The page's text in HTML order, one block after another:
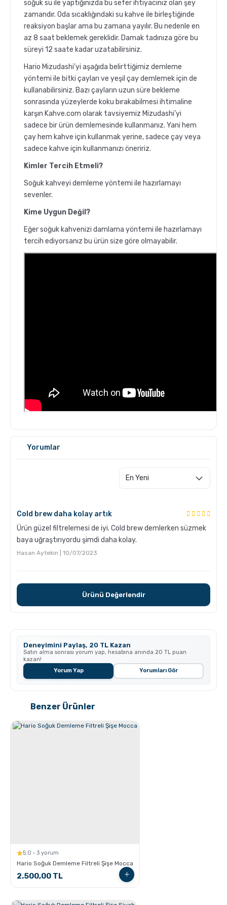
soğuk su ile yaptığınızda bu sefer ihtiyacınız olan şey
zamandır. Oda sıcaklığındaki su kahve ile birleştiğinde
reaksiyon başlar ama bu zamana yayılır. Bu nedenle en
az 8 saat beklemek gereklidir. Damak tadınıza göre bu
süreyi 12 saate kadar uzatabilirsiniz.
Hario Mizudashi’yi aşağıda belirttiğimiz demleme
yöntemi ile bitki çayları ve yeşil çay demlemek için de
kullanabilirsiniz. Bazı çayların uzun süre bekleme
sonrasında yüzeylerde koku bırakabilmesi ihtimaline
karşın Kahve.com olarak tavsiyemiz Mizudashi’yi
sadece bir ürün demlemesinde kullanmanız. Yani hem
çay hem kahve için kullanmak yerine, sadece çay veya
sadece kahve için kullanmanızı öneririz.
Kimler Tercih Etmeli?
Soğuk kahveyi demleme yöntemi ile hazırlamayı
sevenler.
Kime Uygun Değil?
Eğer soğuk kahvenizi damlama yöntemi ile hazırlamayı
tercih ediyorsanız bu ürün size göre olmayabilir.
Grosche Milano Moka Pot
Yorumlar
Cold brew daha kolay artık
Ürün güzel filtrelemesi de iyi. Cold brew demlerken süzmek
baya uğraştırıyordu şimdi daha kolay.
Hasan Aytekin | 10/07/2023
Ürünü Değerlendir
Deneyimini Paylaş, 20 TL Kazan
Satın alma sonrası yorum yap, hesabına anında 20 TL puan
kazan!
Yorum Yap
Yorumları Gör
Benzer Ürünler
5.0 · 3 yorum
Hario Soğuk Demleme Filtreli Şişe Mocca
2.500,00 TL